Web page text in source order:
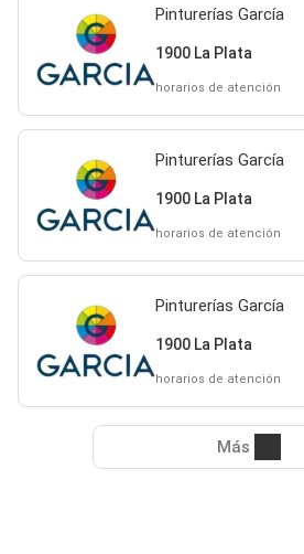
Pinturerías García
1900 La Plata
horarios de atención
Pinturerías García
1900 La Plata
horarios de atención
Pinturerías García
1900 La Plata
horarios de atención
Más